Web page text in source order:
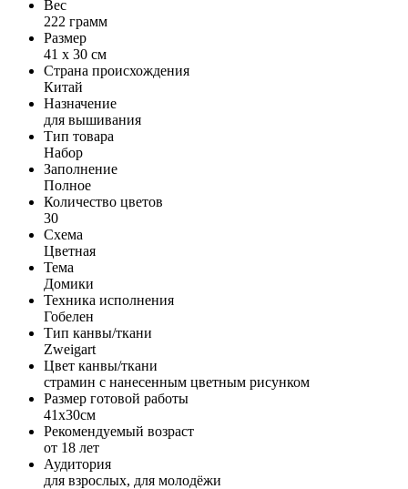
Вес
222 грамм
Размер
41 x 30 см
Страна происхождения
Китай
Назначение
для вышивания
Тип товара
Набор
Заполнение
Полное
Количество цветов
30
Схема
Цветная
Тема
Домики
Техника исполнения
Гобелен
Тип канвы/ткани
Zweigart
Цвет канвы/ткани
страмин с нанесенным цветным рисунком
Размер готовой работы
41x30см
Рекомендуемый возраст
от 18 лет
Аудитория
для взрослых, для молодёжи